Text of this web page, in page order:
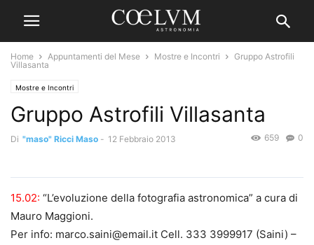
Home Appuntamenti del Mese Mostre e Incontri
Gruppo Astrofili
Villasanta
Mostre e Incontri
Gruppo Astrofili Villasanta
Di "maso" Ricci Maso - 12 Febbraio 2013 0
659
15.02: “L’evoluzione della fotografia astronomica” a cura di
Mauro Maggioni.
Per info: marco.saini@email.it Cell. 333 3999917 (Saini) –